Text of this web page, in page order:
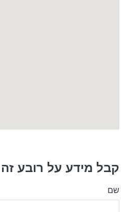
קבל מידע על רובע זה
שם